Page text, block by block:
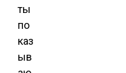
ты
по
каз
ыв